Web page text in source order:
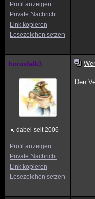
Profil anzeigen
Private Nachricht
Link kopieren
Lesezeichen setzen
horusfalk3
dabei seit 2006
Profil anzeigen
Private Nachricht
Link kopieren
Lesezeichen setzen
Den